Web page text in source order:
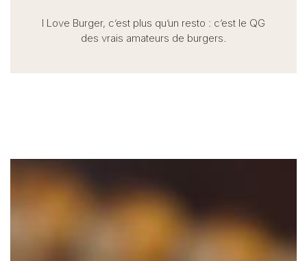
I Love Burger, c’est plus qu’un resto : c’est le QG
des vrais amateurs de burgers.